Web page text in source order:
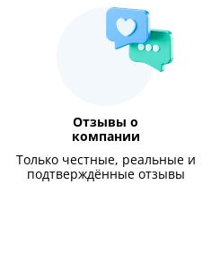
Отзывы о
компании
Только честные, реальные и
подтверждённые отзывы